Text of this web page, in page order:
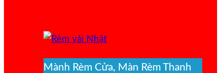
Mành Rèm Cửa, Màn Rèm Thanh